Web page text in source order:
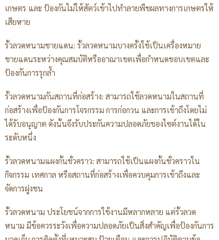
เกษตร และ ป้องกันไม่ให้สัตว์เข้าไปทำลายพืชผลทางการเกษตรให้
เสียหาย
รั้วลวดหนามชายแดน: รั้วลวดหนามบางครั้งใช้เป็นเครื่องหมาย
ชายแดนระหว่างคุณสมบัติหรืออาณาเขตเพื่อกำหนดขอบเขตและ
ป้องกันการรุกล้ำ
รั้วลวดหนามกันสถานที่ก่อสร้าง: สามารถใช้ลวดหนามในสถานที่
ก่อสร้างเพื่อป้องกันการโจรกรรม การก่อกวน และการเข้าถึงโดยไม่
ได้รับอนุญาต ดังนั้นจึงรับประกันความปลอดภัยของไซต์งานได้ใน
ระดับหนึ่ง
รั้วลวดหนามแผงกั้นชั่วคราว: สามารถใช้เป็นแผงกั้นชั่วคราวใน
กิจกรรม เทศกาล หรือสถานที่ก่อสร้างเพื่อควบคุมการเข้าถึงและ
จัดการฝูงชน
รั้วลวดหนาม ประโยชน์จากการใช้งานมีหลากหลาย แต่รั้วลวด
หนาม มีข้อควรระวังเพื่อความปลอดภัยเป็นสิ่งสำคัญเพื่อป้องกันการ